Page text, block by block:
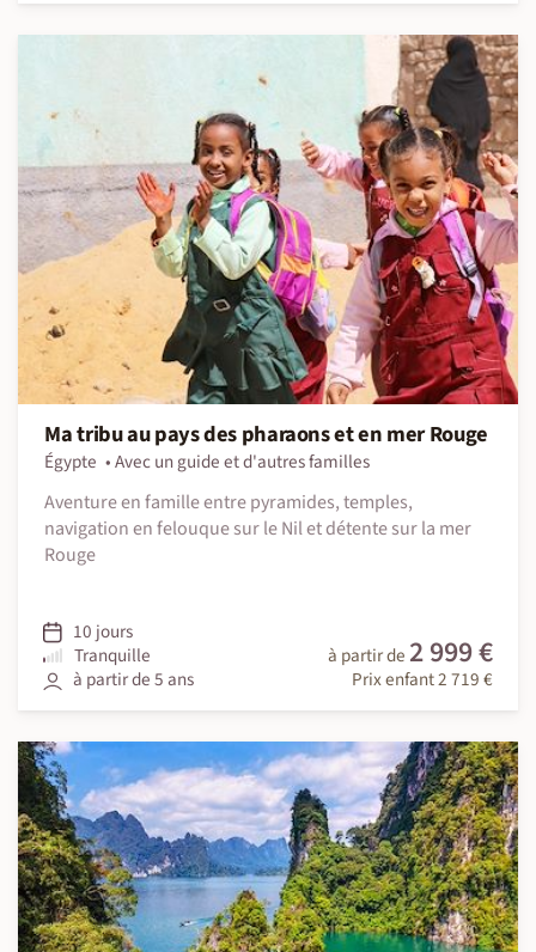
Ma tribu au pays des pharaons et en mer Rouge
Égypte
Avec un guide et d'autres familles
Aventure en famille entre pyramides, temples,
navigation en felouque sur le Nil et détente sur la mer
Rouge
10 jours
Tranquille
à partir de 5 ans
à partir de 2 999 €
Prix enfant 2 719 €